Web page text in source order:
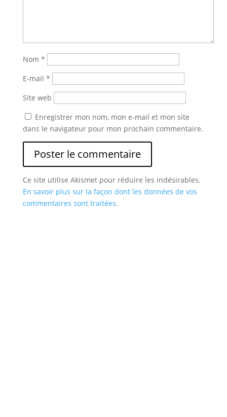
Nom *
E-mail *
Site web
Enregistrer mon nom, mon e-mail et mon site
dans le navigateur pour mon prochain commentaire.
Ce site utilise Akismet pour réduire les indésirables.
En savoir plus sur la façon dont les données de vos
commentaires sont traitées.